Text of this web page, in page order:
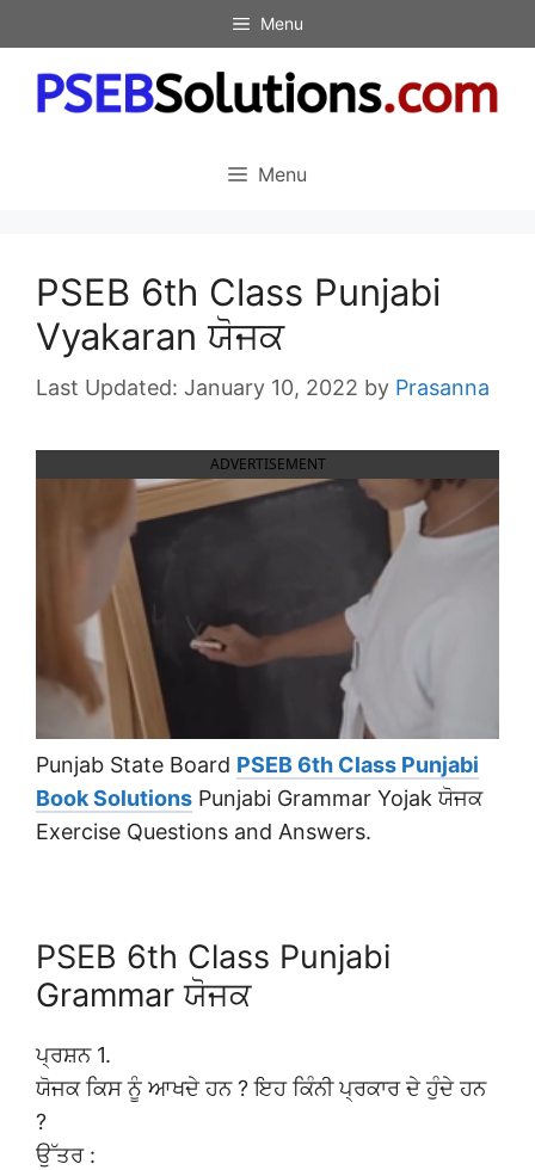
to
content
Menu
Menu
PSEB 6th Class Punjabi
Vyakaran ਯੋਜਕ
January 10, 2022 by Prasanna
ADVERTISEMENT
Punjab State Board PSEB 6th Class Punjabi
Book Solutions Punjabi Grammar Yojak ਯੋਜਕ
Exercise Questions and Answers.
PSEB 6th Class Punjabi
Grammar ਯੋਜਕ
ਪ੍ਰਸ਼ਨ 1.
ਯੋਜਕ ਕਿਸ ਨੂੰ ਆਖਦੇ ਹਨ ? ਇਹ ਕਿੰਨੀ ਪ੍ਰਕਾਰ ਦੇ ਹੁੰਦੇ ਹਨ
?
ਉੱਤਰ :